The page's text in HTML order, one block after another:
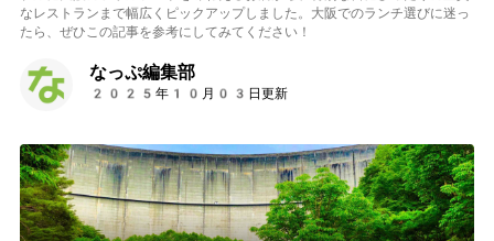
なレストランまで幅広くピックアップしました。大阪でのランチ選びに迷っ
たら、ぜひこの記事を参考にしてみてください！
なっぷ編集部
2025年10月03日更新